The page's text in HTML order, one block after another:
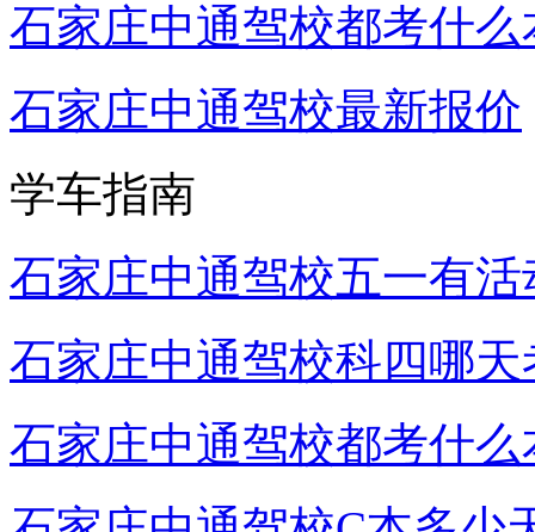
石家庄中通驾校都考什么
石家庄中通驾校最新报价
学车指南
石家庄中通驾校五一有活
石家庄中通驾校科四哪天
石家庄中通驾校都考什么